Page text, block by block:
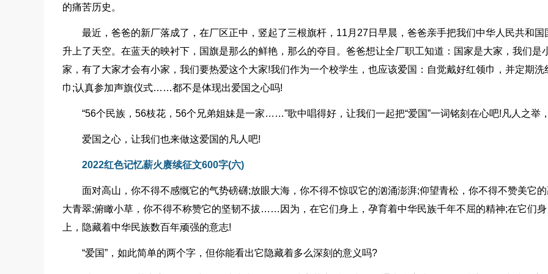
的痛苦历史。
最近，爸爸的新厂落成了，在厂区正中，竖起了三根旗杆，11月27日早晨，爸爸亲手把我们中华人民共和国
升上了天空。在蓝天的映衬下，国旗是那么的鲜艳，那么的夺目。爸爸想让全厂职工知道：国家是大家，我们是
家，有了大家才会有小家，我们要热爱这个大家!我们作为一个校学生，也应该爱国：自觉戴好红领巾，并定期洗
巾;认真参加声旗仪式……都不是体现出爱国之心吗!
“56个民族，56枝花，56个兄弟姐妹是一家……”歌中唱得好，让我们一起把“爱国”一词铭刻在心吧!凡人之举，
爱国之心，让我们也来做这爱国的凡人吧!
2022红色记忆薪火赓续征文600字(六)
面对高山，你不得不感慨它的气势磅礴;放眼大海，你不得不惊叹它的汹涌澎湃;仰望青松，你不得不赞美它的
大青翠;俯瞰小草，你不得不称赞它的坚韧不拔……因为，在它们身上，孕育着中华民族千年不屈的精神;在它们身
上，隐藏着中华民族数百年顽强的意志!
“爱国”，如此简单的两个字，但你能看出它隐藏着多么深刻的意义吗?